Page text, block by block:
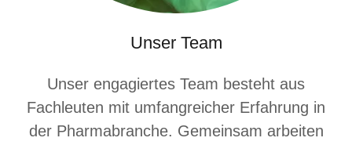
Unser Team
Unser engagiertes Team besteht aus
Fachleuten mit umfangreicher Erfahrung in
der Pharmabranche. Gemeinsam arbeiten